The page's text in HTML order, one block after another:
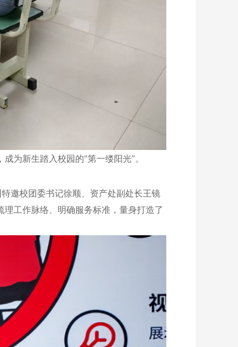
为新生踏入校园的“第一缕阳光”。
邀校团委书记徐顺、资产处副处长王镜
工作脉络、明确服务标准，量身打造了